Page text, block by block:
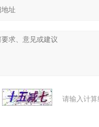
请输入计